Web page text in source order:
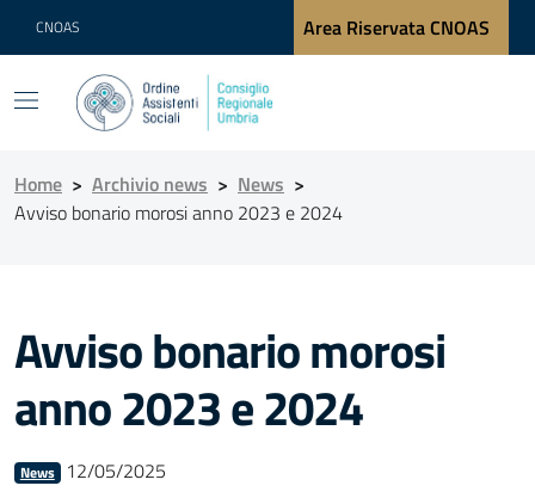
CNOAS Area Riservata CNOAS
Home > Archivio news > News >
Avviso bonario morosi anno 2023 e 2024
Avviso bonario morosi
anno 2023 e 2024
News 12/05/2025